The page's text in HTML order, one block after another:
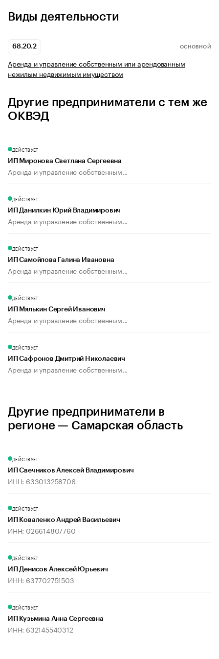
Виды деятельности
68.20.2 ОСНОВНОЙ
Аренда и управление собственным или арендованным
нежилым недвижимым имуществом
Другие предприниматели с тем же
ОКВЭД
ДЕЙСТВУЕТ
ИП Миронова Светлана Сергеевна
Аренда и управление собственным...
ДЕЙСТВУЕТ
ИП Данилкин Юрий Владимирович
Аренда и управление собственным...
ДЕЙСТВУЕТ
ИП Самойлова Галина Ивановна
Аренда и управление собственным...
ДЕЙСТВУЕТ
ИП Мялькин Сергей Иванович
Аренда и управление собственным...
ДЕЙСТВУЕТ
ИП Сафронов Дмитрий Николаевич
Аренда и управление собственным...
Другие предприниматели в
регионе — Самарская область
ДЕЙСТВУЕТ
ИП Свечников Алексей Владимирович
ИНН: 633013258706
ДЕЙСТВУЕТ
ИП Коваленко Андрей Васильевич
ИНН: 026614807760
ДЕЙСТВУЕТ
ИП Денисов Алексей Юрьевич
ИНН: 637702751503
ДЕЙСТВУЕТ
ИП Кузьмина Анна Сергеевна
ИНН: 632145540312